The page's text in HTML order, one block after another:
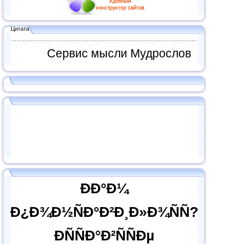
Цитата
Сервис мысли Мудрослов
ÐÐ°Ð¼
Ð¿Ð¾Ð½ÑÐ°Ð²Ð¸Ð»Ð¾ÑÑ?
ÐÑÑÐ°Ð²ÑÑÐµ